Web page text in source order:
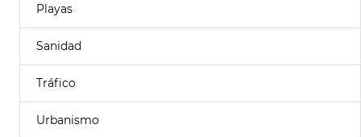
Playas
Sanidad
Tráfico
Urbanismo